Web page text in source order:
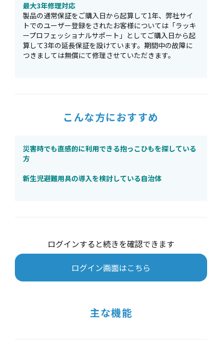
最大3年修理対応
製品の通常保証をご購入日から起算して1年、弊社サイ
トでのユーザー登録をされたお客様については「ラッキ
ープロフェッショナルサポート」としてご購入日から起
算して3年の延長保証を設けています。期間中の故障に
つきましては無償にて修理させていただきます。
こんな方におすすめ
災害時でも直感的に利用できる抱っこひもを探している
方
新生児避難用具の導入を検討している自治体
ログインすると続きを確認できます
ログイン画面はこちら
主な機能